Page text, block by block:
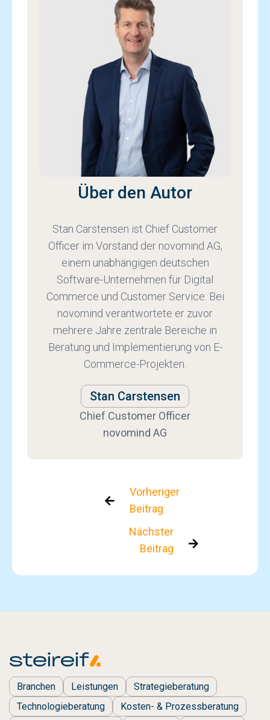
Über den Autor
Stan Carstensen ist Chief Customer
Officer im Vorstand der novomind AG,
einem unabhängigen deutschen
Software-Unternehmen für Digital
Commerce und Customer Service. Bei
novomind verantwortete er zuvor
mehrere Jahre zentrale Bereiche in
Beratung und Implementierung von E-
Commerce-Projekten.
Stan Carstensen
Chief Customer Officer
novomind AG

Vorheriger
Beitrag
Nächster
Beitrag

Branchen Leistungen
Strategieberatung
Technologieberatung
Kosten- & Prozessberatung